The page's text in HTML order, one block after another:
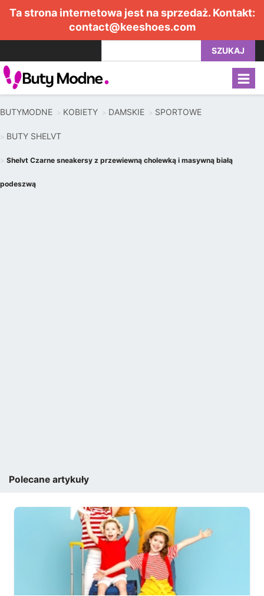
Ta strona internetowa jest na sprzedaż. Kontakt:
contact@keeshoes.com
SZUKAJ
BUTYMODNE KOBIETY DAMSKIE SPORTOWE
BUTY SHELVT
Shelvt Czarne sneakersy z przewiewną cholewką i masywną białą
podeszwą
Polecane artykuły